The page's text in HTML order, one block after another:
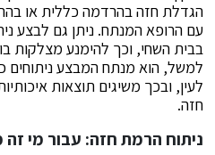
הגדלת חזה בהרדמה כללית או
עם הרופא המנתח. ניתן גם לבצע
בבית השחי, וכך להימנע מצלקות
למשל, הוא מנתח המבצע ניתוחים
לעין, ובכך משיגים תוצאות
חזה.
ניתוח הרמת חזה: עבור מי זה